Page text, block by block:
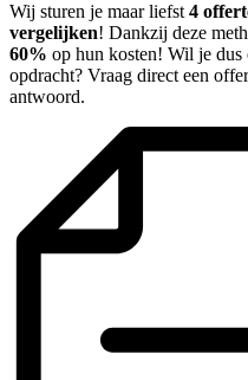
Wij sturen je maar liefst 4
vergelijken! Dankzij deze
60% op hun kosten! Wil je dus
opdracht? Vraag direct een
antwoord.